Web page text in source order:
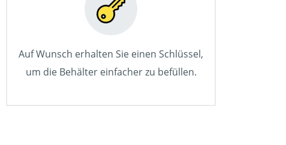
Auf Wunsch erhalten Sie einen Schlüssel,
um die Behälter einfacher zu befüllen.